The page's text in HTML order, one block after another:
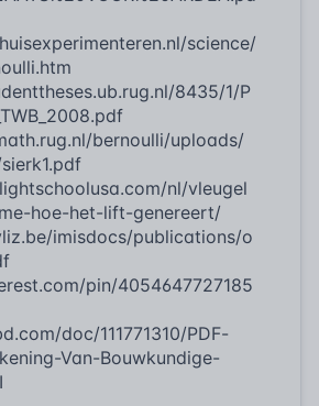
science/
8435/1/P
bernoulli/uploads/
nl/vleugel
hoe-het-lift-genereert/
imisdocs/publications/o
pin/4054647727185
doc/111771310/PDF-
Van-Bouwkundige-